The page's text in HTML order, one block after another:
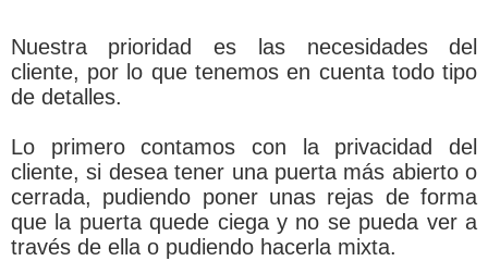
Nuestra prioridad es las necesidades del
cliente, por lo que tenemos en cuenta todo tipo
de detalles.
Lo primero contamos con la privacidad del
cliente, si desea tener una puerta más abierto o
cerrada, pudiendo poner unas rejas de forma
que la puerta quede ciega y no se pueda ver a
través de ella o pudiendo hacerla mixta.